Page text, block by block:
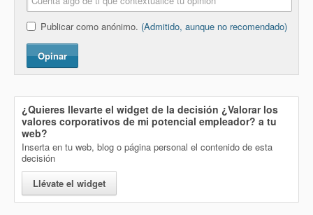
Publicar como anónimo. (Admitido, aunque no recomendado)
Opinar
¿Quieres llevarte el widget de la decisión ¿Valorar los
valores corporativos de mi potencial empleador? a tu
web?
Inserta en tu web, blog o página personal el contenido de esta
decisión
Llévate el widget